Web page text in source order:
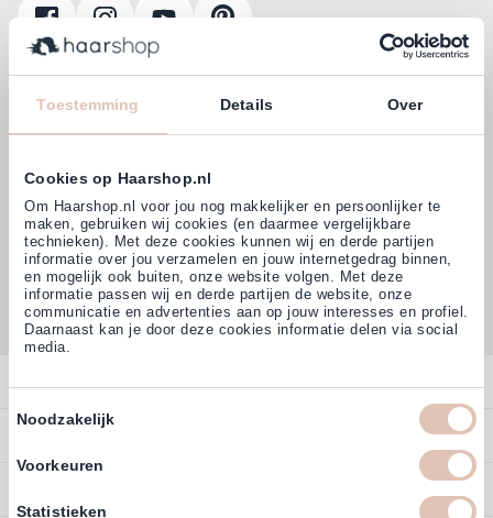
Toestemming Details Over
Cookies op Haarshop.nl
Om Haarshop.nl voor jou nog makkelijker en persoonlijker te
maken, gebruiken wij cookies (en daarmee vergelijkbare
technieken). Met deze cookies kunnen wij en derde partijen
informatie over jou verzamelen en jouw internetgedrag binnen,
en mogelijk ook buiten, onze website volgen. Met deze
informatie passen wij en derde partijen de website, onze
communicatie en advertenties aan op jouw interesses en profiel.
Daarnaast kan je door deze cookies informatie delen via social
media.
Noodzakelijk
Voorkeuren
Statistieken
Contact
Overzicht
Contact
Account
4,77 (38.000+)